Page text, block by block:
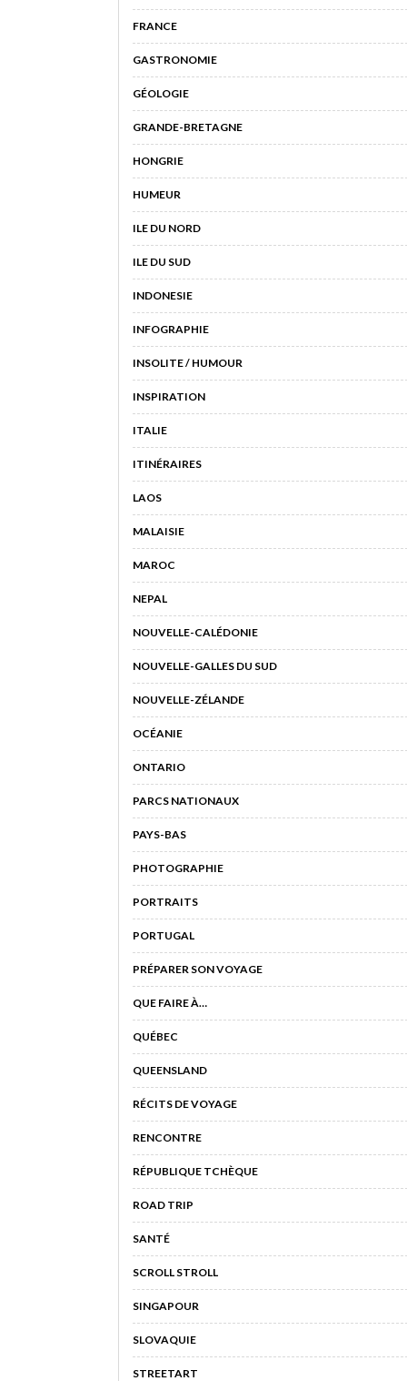
FRANCE
GASTRONOMIE
GÉOLOGIE
GRANDE-BRETAGNE
HONGRIE
HUMEUR
ILE DU NORD
ILE DU SUD
INDONESIE
INFOGRAPHIE
INSOLITE / HUMOUR
INSPIRATION
ITALIE
ITINÉRAIRES
LAOS
MALAISIE
MAROC
NEPAL
NOUVELLE-CALÉDONIE
NOUVELLE-GALLES DU SUD
NOUVELLE-ZÉLANDE
OCÉANIE
ONTARIO
PARCS NATIONAUX
PAYS-BAS
PHOTOGRAPHIE
PORTRAITS
PORTUGAL
PRÉPARER SON VOYAGE
QUE FAIRE À…
QUÉBEC
QUEENSLAND
RÉCITS DE VOYAGE
RENCONTRE
RÉPUBLIQUE TCHÈQUE
ROAD TRIP
SANTÉ
SCROLL STROLL
SINGAPOUR
SLOVAQUIE
STREETART